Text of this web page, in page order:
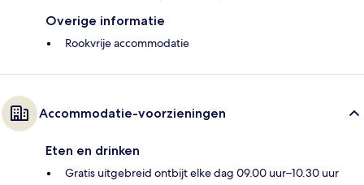
Overige informatie
Rookvrije accommodatie
Accommodatie-voorzieningen
Eten en drinken
Gratis uitgebreid ontbijt elke dag 09.00 uur–10.30 uur